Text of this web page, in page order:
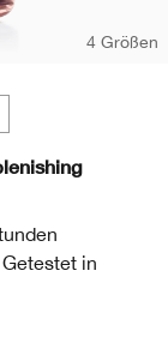
4 Größen
in